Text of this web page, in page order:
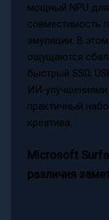
мощный NPU
совместимость
эмуляции. В
ощущаются
быстрый SSD,
практичный
креатива.
Microsoft
различия